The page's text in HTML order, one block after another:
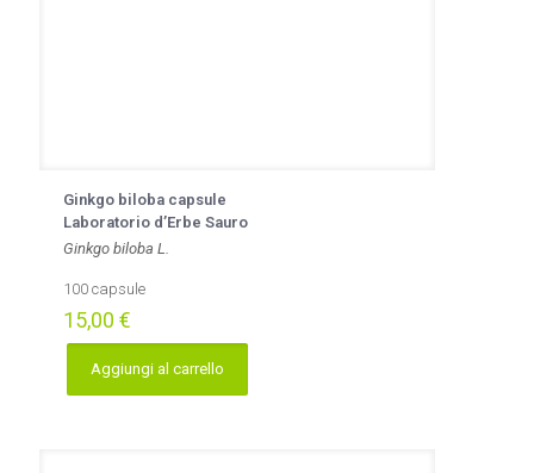
Ginkgo biloba capsule
Laboratorio d’Erbe Sauro
Ginkgo biloba L.
100 capsule
15,00 €
Aggiungi al carrello